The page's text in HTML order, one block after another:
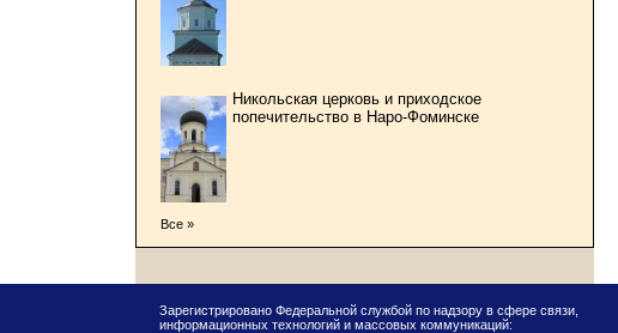
Никольская церковь и приходское
попечительство в Наро-Фоминске
Все »
Зарегистрировано Федеральной службой по надзору в сфере связи,
информационных технологий и массовых коммуникаций: